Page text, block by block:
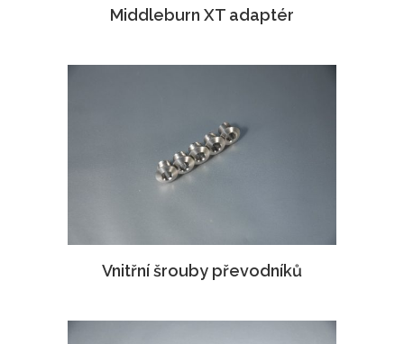
Middleburn XT adaptér
Vnitřní šrouby převodníků